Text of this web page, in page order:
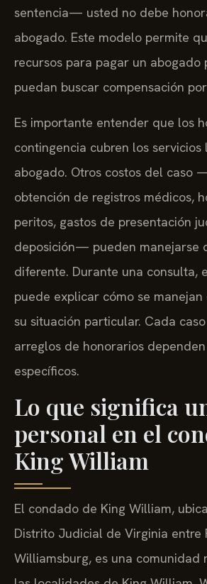
sentencia— usted no debe
abogado. Este modelo permite
recursos para pagar un
puedan buscar compensación
Es importante entender que los
contingencia cubren los servicios
abogado. Otros costos del caso
obtención de registros médicos,
peritos, gastos de presentación
deposición— pueden manejarse
diferente. Durante una consulta,
puede explicar cómo se manejan
su situación particular. Cada
arreglos de honorarios
específicos.
Lo que significa
personal en el
King William
El condado de King William,
Distrito Judicial de Virginia entre
Williamsburg, es una comunidad